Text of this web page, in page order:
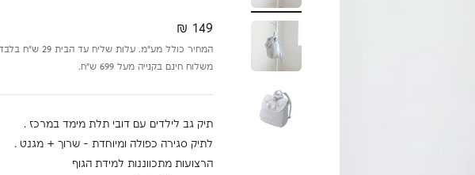
מחיר מבצע
149 ₪
המחיר כולל מע״מ. עלות שליח עד הבית 29 ש״ח בלבד!
משלוח חינם בקנייה מעל 699 ש״ח.
תיק גב לילדים עם דובי תלת מימד במרכז .
לתיק סגירה כפולה ומיוחדת - שרוך + מגנט .
הרצועות מתכווננות למידת הגוף